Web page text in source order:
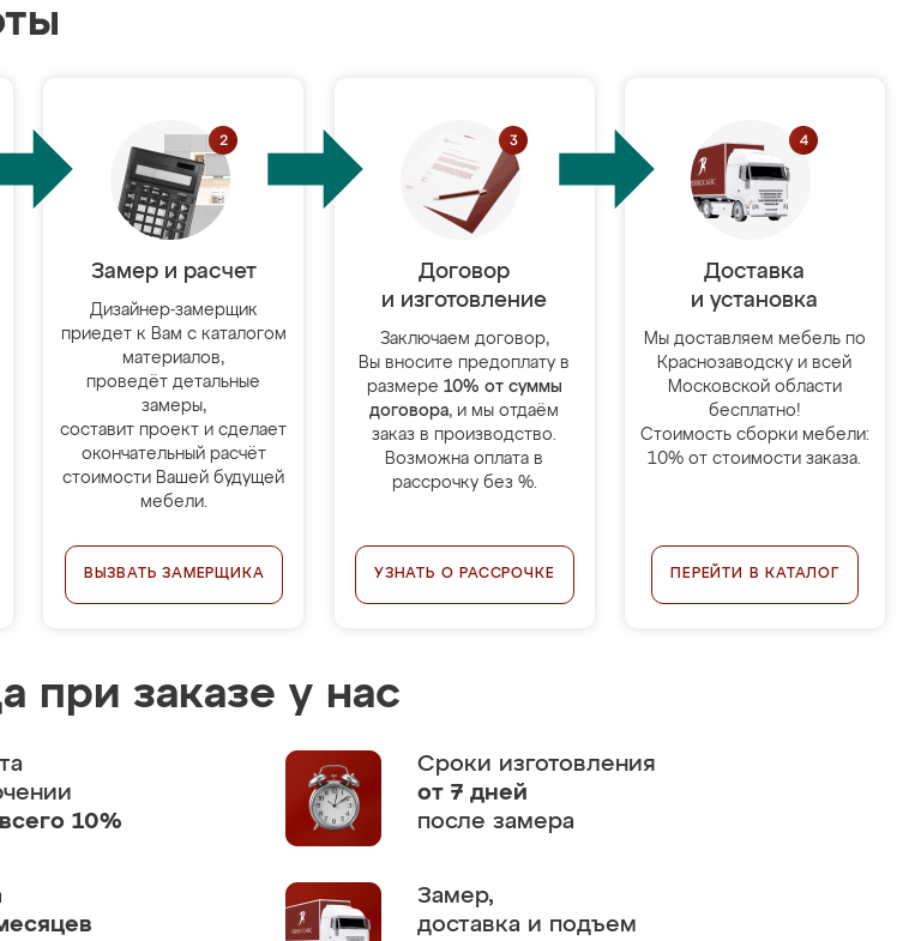
Замер и расчет
Дизайнер-замерщик
приедет к Вам с каталогом
материалов,
проведёт детальные
замеры,
составит проект и сделает
окончательный расчёт
стоимости Вашей будущей
мебели.
ВЫЗВАТЬ ЗАМЕРЩИКА
Договор
и изготовление
Заключаем договор,
Вы вносите предоплату в
размере 10% от суммы
договора, и мы отдаём
заказ в производство.
Возможна оплата в
рассрочку без %.
УЗНАТЬ О РАССРОЧКЕ
Доставка
и установка
Мы доставляем мебель по
Краснозаводску и всей
Московской области
бесплатно!
Стоимость сборки мебели:
10% от стоимости заказа.
ПЕРЕЙТИ В КАТАЛОГ
при заказе у нас
всего 10%
Сроки изготовления
от 7 дней
после замера
Замер,
доставка и подъем